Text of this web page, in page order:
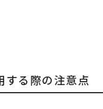
る際の注意点